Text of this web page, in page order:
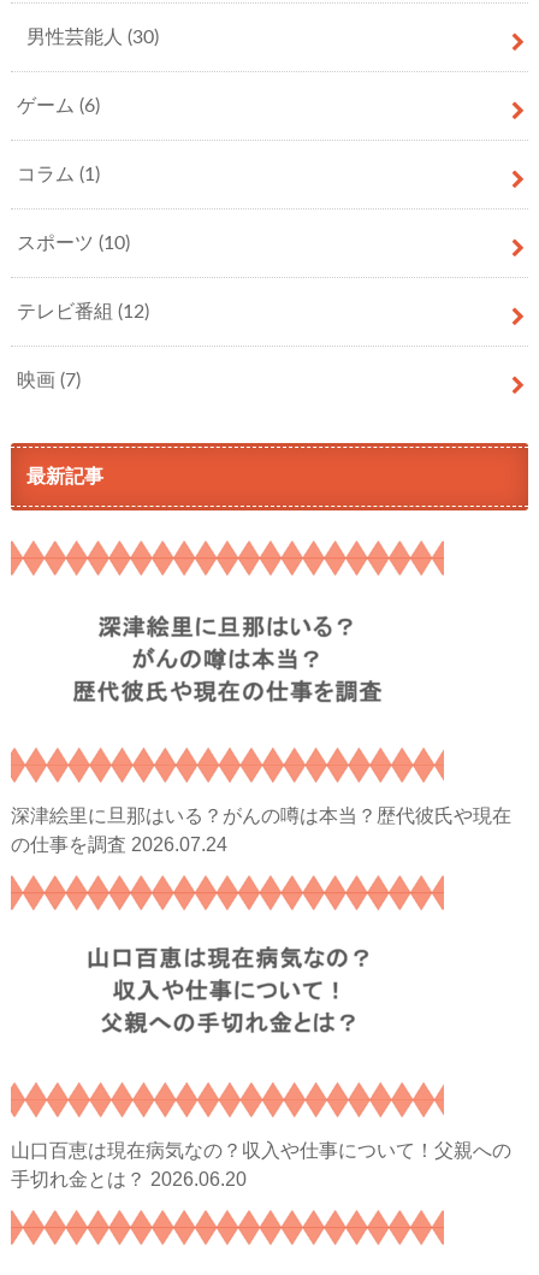
男性芸能人 (30)
ゲーム (6)
コラム (1)
スポーツ (10)
テレビ番組 (12)
映画 (7)
最新記事
深津絵里に旦那はいる？がんの噂は本当？歴代彼氏や現在
の仕事を調査 2026.07.24
山口百恵は現在病気なの？収入や仕事について！父親への
手切れ金とは？ 2026.06.20